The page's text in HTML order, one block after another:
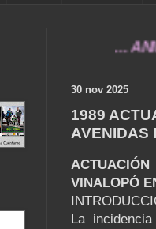
... ANÍMATE
30 nov 2025
1989
AVENIDAS
VINALOPÓ
La